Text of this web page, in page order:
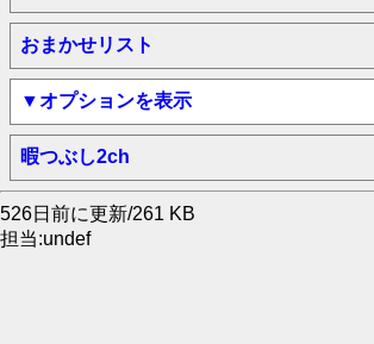
おまかせリスト
▼オプションを表示
暇つぶし2ch
526日前に更新/261 KB
担当:undef